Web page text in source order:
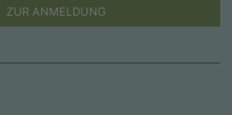
ZUR ANMELDUNG